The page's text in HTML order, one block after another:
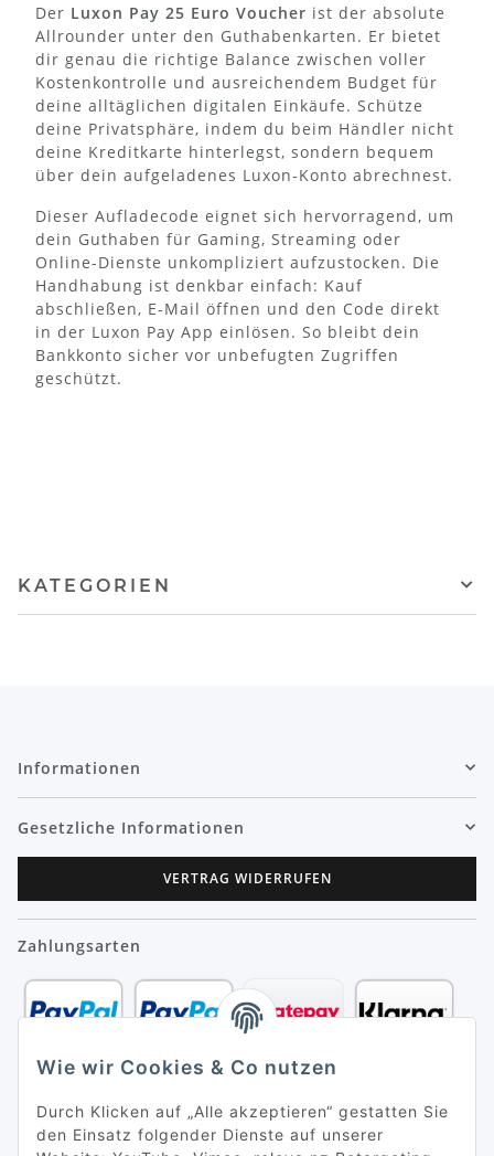
Wie wir Cookies & Co nutzen
Durch Klicken auf „Alle akzeptieren“ gestatten Sie
den Einsatz folgender Dienste auf unserer
Der Luxon Pay 25 Euro Voucher ist der absolute
Allrounder unter den Guthabenkarten. Er bietet
dir genau die richtige Balance zwischen voller
Kostenkontrolle und ausreichendem Budget für
deine alltäglichen digitalen Einkäufe. Schütze
deine Privatsphäre, indem du beim Händler nicht
deine Kreditkarte hinterlegst, sondern bequem
über dein aufgeladenes Luxon-Konto abrechnest.
Dieser Aufladecode eignet sich hervorragend, um
dein Guthaben für Gaming, Streaming oder
Online-Dienste unkompliziert aufzustocken. Die
Handhabung ist denkbar einfach: Kauf
abschließen, E-Mail öffnen und den Code direkt
in der Luxon Pay App einlösen. So bleibt dein
Bankkonto sicher vor unbefugten Zugriffen
geschützt.
KATEGORIEN
Informationen
Gesetzliche Informationen
VERTRAG WIDERRUFEN
Zahlungsarten